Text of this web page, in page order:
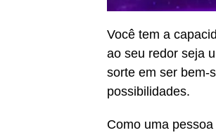
Você tem a
ao seu redor seja
sorte em ser bem-
possibilidades.
Como uma